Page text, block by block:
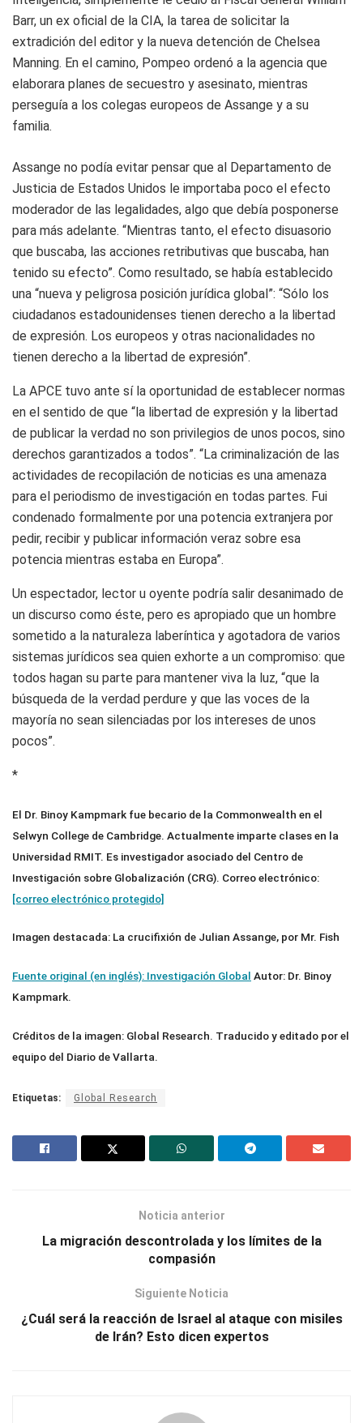
Barr, un ex oficial de la CIA, la tarea de solicitar la
extradición del editor y la nueva detención de Chelsea
Manning. En el camino, Pompeo ordenó a la agencia que
elaborara planes de secuestro y asesinato, mientras
perseguía a los colegas europeos de Assange y a su
familia.
Assange no podía evitar pensar que al Departamento de
Justicia de Estados Unidos le importaba poco el efecto
moderador de las legalidades, algo que debía posponerse
para más adelante. “Mientras tanto, el efecto disuasorio
que buscaba, las acciones retributivas que buscaba, han
tenido su efecto”. Como resultado, se había establecido
una “nueva y peligrosa posición jurídica global”: “Sólo los
ciudadanos estadounidenses tienen derecho a la libertad
de expresión. Los europeos y otras nacionalidades no
tienen derecho a la libertad de expresión”.
La APCE tuvo ante sí la oportunidad de establecer normas
en el sentido de que “la libertad de expresión y la libertad
de publicar la verdad no son privilegios de unos pocos, sino
derechos garantizados a todos”. “La criminalización de las
actividades de recopilación de noticias es una amenaza
para el periodismo de investigación en todas partes. Fui
condenado formalmente por una potencia extranjera por
pedir, recibir y publicar información veraz sobre esa
potencia mientras estaba en Europa”.
Un espectador, lector u oyente podría salir desanimado de
un discurso como éste, pero es apropiado que un hombre
sometido a la naturaleza laberíntica y agotadora de varios
sistemas jurídicos sea quien exhorte a un compromiso: que
todos hagan su parte para mantener viva la luz, “que la
búsqueda de la verdad perdure y que las voces de la
mayoría no sean silenciadas por los intereses de unos
pocos”.
*
El Dr. Binoy Kampmark fue becario de la Commonwealth en el
Selwyn College de Cambridge. Actualmente imparte clases en la
Universidad RMIT. Es investigador asociado del Centro de
Investigación sobre Globalización (CRG). Correo electrónico:
[correo electrónico protegido]
Imagen destacada: La crucifixión de Julian Assange, por Mr. Fish
Fuente original (en inglés): Investigación Global Autor: Dr. Binoy
Kampmark.
Créditos de la imagen: Global Research. Traducido y editado por el
equipo del Diario de Vallarta.
Etiquetas: Global Research
Noticia anterior
La migración descontrolada y los límites de la
compasión
Siguiente Noticia
¿Cuál será la reacción de Israel al ataque con misiles
de Irán? Esto dicen expertos